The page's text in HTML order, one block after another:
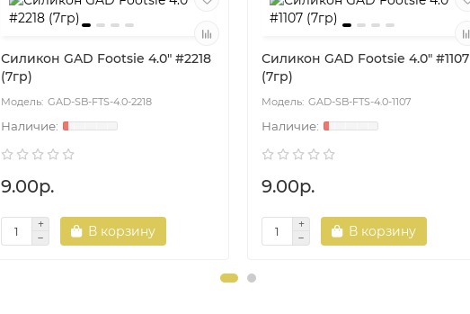
Силикон GAD Footsie 4.0" #2218
(7гр)
GAD-SB-FTS-4.0-2218
9.00р.
В корзину
Силикон GAD Footsie 4.0" #1107
(7гр)
GAD-SB-FTS-4.0-1107
9.00р.
В корзину